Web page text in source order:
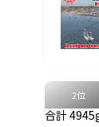
2位
合計